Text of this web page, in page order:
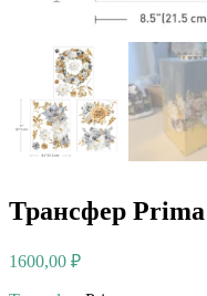
Трансфер
1600,00 ₽